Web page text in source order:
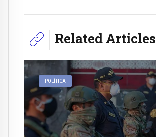
Related Articles
POLÍTICA